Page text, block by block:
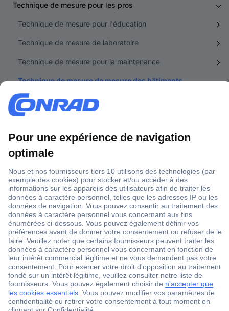
Technique de mesure pour les pros
Technique de mesure pour l'éducation
Technique de mesure de laboratoire
Technique de mesure pour la maintenance
Technique de mesure de mesure des bätiments
Outillage & atelier
Actualités
1 500 000 références
2500 marques
18 marques Conrad
Service après-vente
4 modes de livraison
Service Client